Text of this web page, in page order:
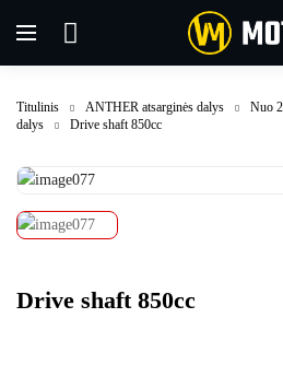
Titulinis ANTHER atsarginės dalys Nuo
dalys
Drive shaft 850cc
Drive shaft 850cc